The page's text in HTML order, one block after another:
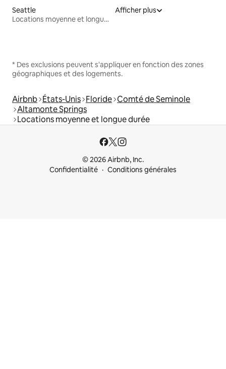
Seattle
Locations moyenne et longue durée
Afficher plus
* Des exclusions peuvent s'appliquer en fonction des zones
géographiques et des logements.
Airbnb États-Unis Floride Comté de Seminole
Altamonte Springs
Locations moyenne et longue durée
© 2026 Airbnb, Inc.
Confidentialité
Conditions générales